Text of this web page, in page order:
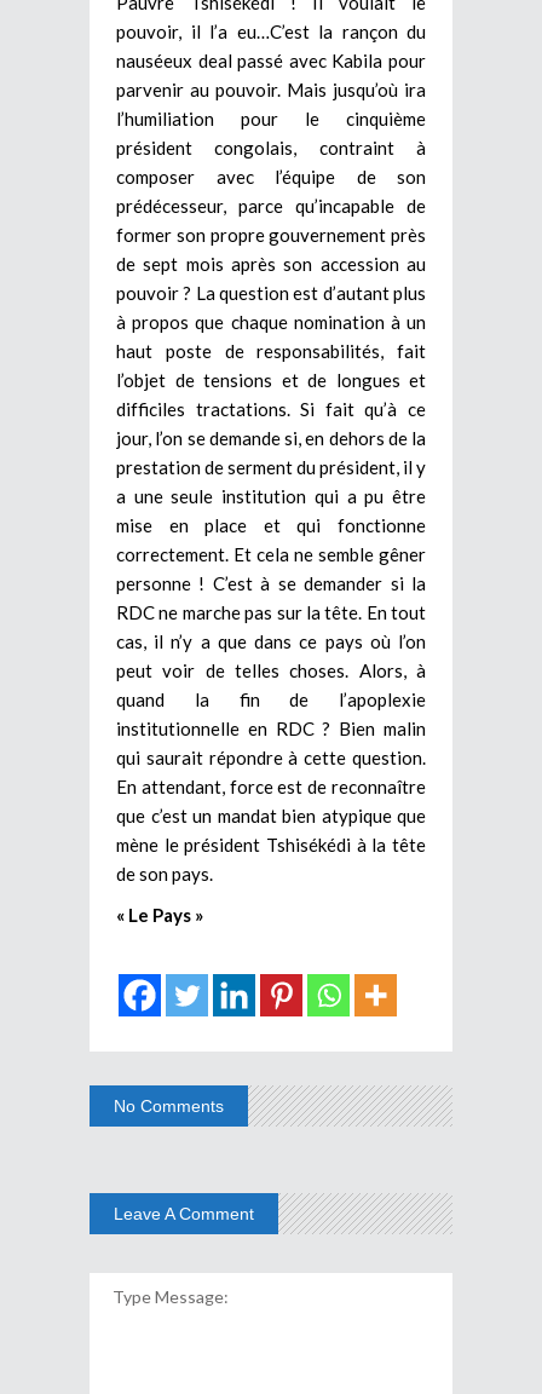
pouvoir, il l’a eu…C’est la rançon du
nauséeux deal passé avec Kabila pour
parvenir au pouvoir. Mais jusqu’où ira
l’humiliation pour le cinquième
président congolais, contraint à
composer avec l’équipe de son
prédécesseur, parce qu’incapable de
former son propre gouvernement près
de sept mois après son accession au
pouvoir ? La question est d’autant plus
à propos que chaque nomination à un
haut poste de responsabilités, fait
l’objet de tensions et de longues et
difficiles tractations. Si fait qu’à ce
jour, l’on se demande si, en dehors de la
prestation de serment du président, il y
a une seule institution qui a pu être
mise en place et qui fonctionne
correctement. Et cela ne semble gêner
personne ! C’est à se demander si la
RDC ne marche pas sur la tête. En tout
cas, il n’y a que dans ce pays où l’on
peut voir de telles choses. Alors, à
quand la fin de l’apoplexie
institutionnelle en RDC ? Bien malin
qui saurait répondre à cette question.
En attendant, force est de reconnaître
que c’est un mandat bien atypique que
mène le président Tshisékédi à la tête
de son pays.
« Le Pays »
No Comments
Leave A Comment